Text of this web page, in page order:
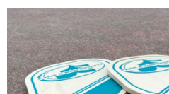
produktu
je
5,0
z
5